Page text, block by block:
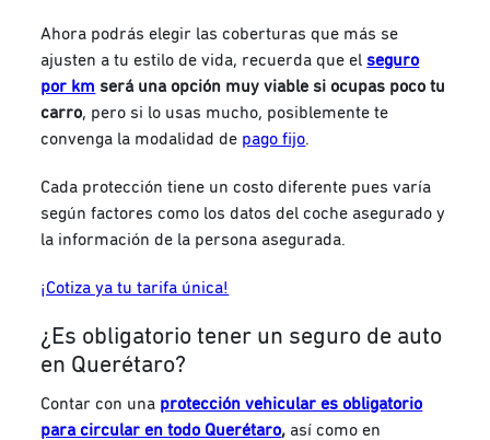
Ahora podrás elegir las coberturas que más se
ajusten a tu estilo de vida, recuerda que el seguro
por km será una opción muy viable si ocupas poco tu
carro, pero si lo usas mucho, posiblemente te
convenga la modalidad de pago fijo.
Cada protección tiene un costo diferente pues varía
según factores como los datos del coche asegurado y
la información de la persona asegurada.
¡Cotiza ya tu tarifa única!
¿Es obligatorio tener un seguro de auto
en Querétaro?
Contar con una protección vehicular es obligatorio
para circular en todo Querétaro, así como en